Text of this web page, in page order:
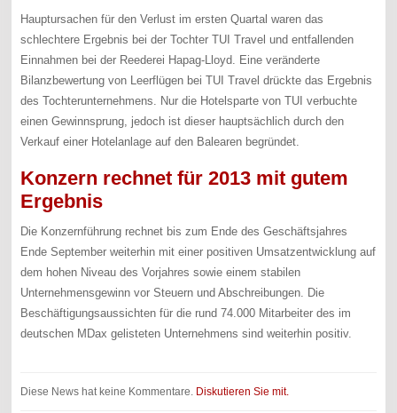
Hauptursachen für den Verlust im ersten Quartal waren das
schlechtere Ergebnis bei der Tochter TUI Travel und entfallenden
Einnahmen bei der Reederei Hapag-Lloyd. Eine veränderte
Bilanzbewertung von Leerflügen bei TUI Travel drückte das Ergebnis
des Tochterunternehmens. Nur die Hotelsparte von TUI verbuchte
einen Gewinnsprung, jedoch ist dieser hauptsächlich durch den
Verkauf einer Hotelanlage auf den Balearen begründet.
Konzern rechnet für 2013 mit gutem
Ergebnis
Die Konzernführung rechnet bis zum Ende des Geschäftsjahres
Ende September weiterhin mit einer positiven Umsatzentwicklung auf
dem hohen Niveau des Vorjahres sowie einem stabilen
Unternehmensgewinn vor Steuern und Abschreibungen. Die
Beschäftigungsaussichten für die rund 74.000 Mitarbeiter des im
deutschen MDax gelisteten Unternehmens sind weiterhin positiv.
Diese News hat keine Kommentare. Diskutieren Sie mit.